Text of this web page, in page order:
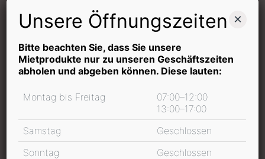
In den Warenkorb
Mietpreis Informationen
Unsere Öffnungszeiten
Bitte beachten Sie, dass Sie unsere
Mietprodukte nur zu unseren Geschäftszeiten
abholen und abgeben können. Diese lauten:
Montag bis Freitag
07:00–12:00
13:00–17:00
Samstag
Geschlossen
Sonntag
Geschlossen
×